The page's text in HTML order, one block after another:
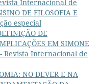
Internacional de
DE FILOSOFIA E
especial
DE
EM SIMONE
Revista Internacional de
NO DEVER E NA